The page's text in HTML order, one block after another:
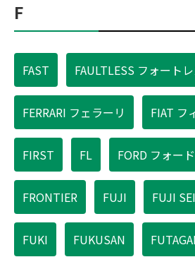
F
FAST FAULTLESS フォート
FERRARI フェラーリ FIAT フ
FIRST FL FORD フォード
FRONTIER FUJI FUJI
FUKI FUKUSAN